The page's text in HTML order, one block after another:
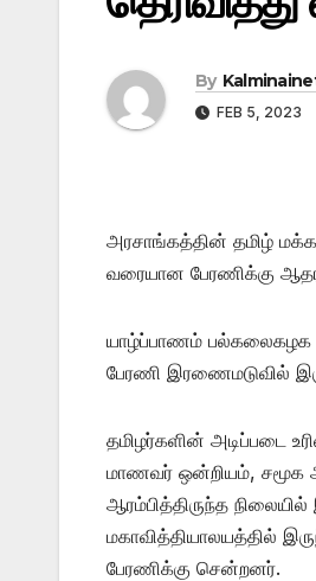
By
FEB 5, 2023
அரசாங்கத்தின் தமிழ்
வரையான பேரணிக்கு
யாழ்ப்பாணம் பல்கலைகழக
பேரணி இரணைமடுவில்
தமிழர்களின் அடிப்படை
மாணவர் ஒன்றியம், சமூக
ஆரம்பித்திருந்த
மகாவித்தியாலயத்தில்
பேரணிக்கு சென்றனர்.